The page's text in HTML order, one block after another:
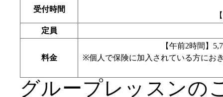
受付時間
定員
料金
【午前2時間】
※個人で保険に加入されている方にお
グループレッスンの